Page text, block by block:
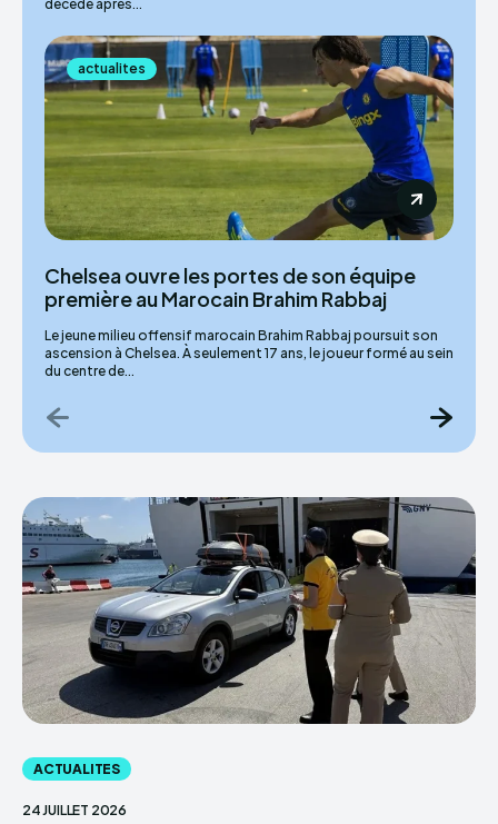
décédé après...
actualites
Chelsea ouvre les portes de son équipe
première au Marocain Brahim Rabbaj
Le jeune milieu offensif marocain Brahim Rabbaj poursuit son
ascension à Chelsea. À seulement 17 ans, le joueur formé au sein
du centre de...
ACTUALITES
24 JUILLET 2026